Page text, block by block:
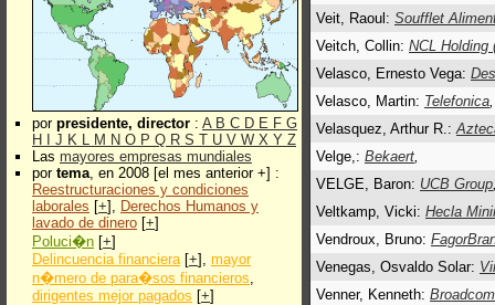
por presidente, director : A B C D E F G
H
J K L M N O P Q R S T U V W X Y Z
Las mayores empresas mundiales
por tema, en 2008 [el mes anterior +] :
Reestructuraciones y condiciones
laborales [+], Derechos Humanos y
lavado de dinero [+]
Poluci�n [+]
Delincuencia financiera[+], mayor
n�mero de para�sos financieros,
dirigentes mejor pagados [+]
Veit, Raoul: Soufflet
Veitch, Collin: NCL Holding
Velasco, Ernesto Vega:
Velasco, Martin: Telefonica,
Velasquez, Arthur R.:
Velge,: Bekaert,
VELGE, Baron: UCB Group
Veltkamp, Vicki: Hecla
Vendroux, Bruno:
Venegas, Osvaldo Solar:
Venner, Kenneth: Broadcom